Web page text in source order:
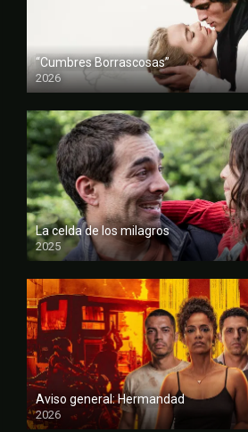
“Cumbres Borrascosas”
2026
FULL HD
La celda de los milagros
2025
FULL HD
Aviso general: Hermandad
2026
FULL HD